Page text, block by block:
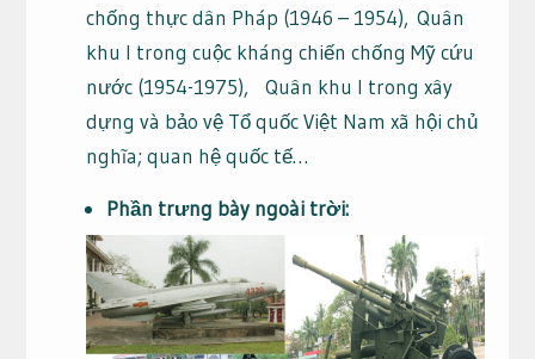
chống thực dân Pháp (1946 – 1954), Quân
khu I trong cuộc kháng chiến chống Mỹ cứu
nước (1954-1975), Quân khu I trong xây
dựng và bảo vệ Tổ quốc Việt Nam xã hội chủ
nghĩa; quan hệ quốc tế…
Phần trưng bày ngoài trời: